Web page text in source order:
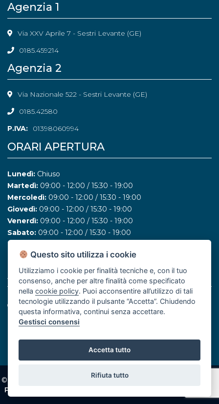
Agenzia 1
Via XXV Aprile 7 - Sestri Levante (GE)
0185.459214
Agenzia 2
Via Nazionale 522 - Sestri Levante (GE)
0185.42580
P.IVA:
01398060994
ORARI APERTURA
Lunedì: Chiuso
Martedì: 09:00 - 12:00 / 15:30 - 19:00
Mercoledì: 09:00 - 12:00 / 15:30 - 19:00
Giovedì: 09:00 - 12:00 / 15:30 - 19:00
Venerdì: 09:00 - 12:00 / 15:30 - 19:00
Sabato: 09:00 - 12:00 / 15:30 - 19:00
Domenica:
ASSOCIATO FIAIP
© Effeci Immobiliare di Filippo Casella - Created by
Policy
Questo sito utilizza i cookie
Utilizziamo i cookie per finalità tecniche e, con il tuo
consenso, anche per altre finalità come specificato
nellacookie policy. Puoi acconsentire all’utilizzo di tali
tecnologie utilizzando il pulsante “Accetta”. Chiudendo
questa informativa, continui senza accettare.
Gestisci consensi
Accetta tutto
Rifiuta tutto